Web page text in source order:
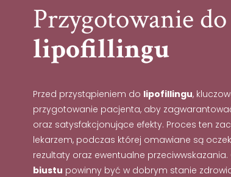
Przygotowanie
lipofillingu
Przed przystąpieniem do lipofillingu,
przygotowanie pacjenta, aby
oraz satysfakcjonujące efekty. Proces ten
lekarzem, podczas której omawiane są
rezultaty oraz ewentualne
biustu powinny być w dobrym stanie